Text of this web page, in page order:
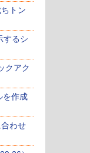
トン
するシ
クアク
を作成
わせ